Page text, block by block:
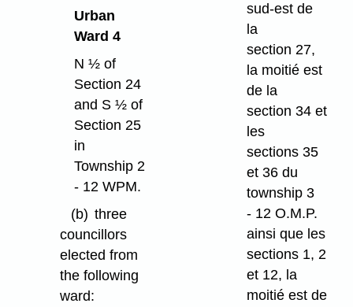
Urban
Ward 4
N ½ of
Section 24
and S ½ of
Section 25
in
Township 2
- 12 WPM.
(b) three
councillors
elected from
the following
ward:
sud-est de
la
section 27,
la moitié est
de la
section 34 et
les
sections 35
et 36 du
township 3
- 12 O.M.P.
ainsi que les
sections 1, 2
et 12, la
moitié est de